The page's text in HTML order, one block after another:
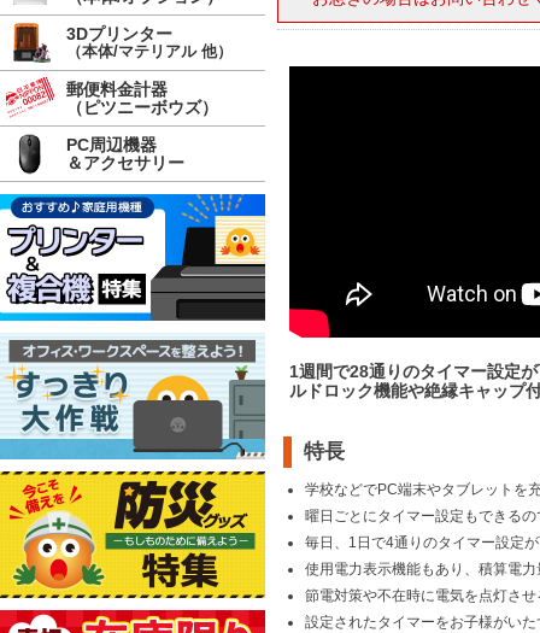
1週間で28通りのタイマー設定
ルドロック機能や絶縁キャップ
特長
学校などでPC端末やタブレットを
曜日ごとにタイマー設定もできる
毎日、1日で4通りのタイマー設定
使用電力表示機能もあり、積算電
節電対策や不在時に電気を点灯さ
設定されたタイマーをお子様がい
3Dプリンター
（本体/マテリアル 他）
郵便料金計器
（ピツニーボウズ）
PC周辺機器
＆アクセサリー